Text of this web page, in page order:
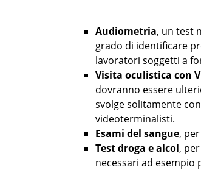
Audiometria, un test
grado di identificare
lavoratori soggetti a
Visita oculistica con
dovranno essere
svolge solitamente
videoterminalisti.
Esami del sangue,
Test droga e alcol,
necessari ad esempio